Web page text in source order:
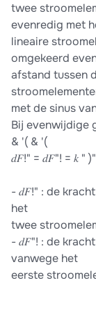
twee
evenredig met
lineaire
omgekeerd
afstand tussen
met de sinus
Bij evenwijdige
& '( & '(
𝑑𝐹!" = 𝑑𝐹"! = 𝑘 "
- 𝑑𝐹!" : de
het
twee
- 𝑑𝐹"! : de
vanwege het
eerste